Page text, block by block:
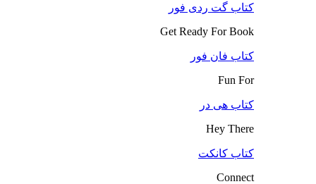
کتاب گت ردی فور
Get Ready For Book
کتاب فان فور
Fun For
کتاب هی در
Hey There
کتاب کانکت
Connect